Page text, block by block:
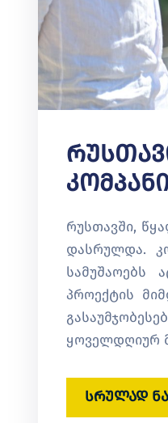
რუსთავში,
დასრულდა.
სამუშაოებს
პროექტის
ყოველდღიურ
სრულად